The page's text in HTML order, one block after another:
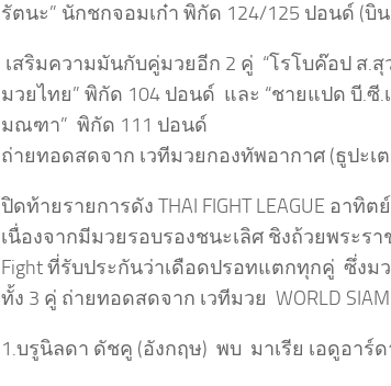
รัตนะ” นักชกจอมเก๋า พิกัด 124/125 ปอนด์ (
เสริมความมันกับคู่มวยอีก 2 คู่ “โรโบค๊อป ส.
มวยไทย” พิกัด 104 ปอนด์ และ “ชายแปด บี.ซี.
มณฑา” พิกัด 111 ปอนด์
ถ่ายทอดสดจาก เวทีมวยกองทัพอากาศ (ธูปะเ
ปิดท้ายรายการดัง THAI FIGHT LEAGUE อา
เนื่องจากมีมวยรอบรองชนะเลิศ ชิงถ้วยพระร
Fight ที่รับประกันว่าเดือดปรอทแตกทุกคู่ ซึ่งม
ทั้ง 3 คู่ ถ่ายทอดสดจาก เวทีมวย WORLD
1.บรูนิลดา ดัชคู (อังกฤษ) พบ มาเรีย เอดูอาร์